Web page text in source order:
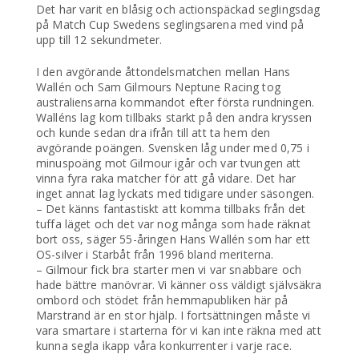
Det har varit en blåsig och actionspäckad seglingsdag
på Match Cup Swedens seglingsarena med vind på
upp till 12 sekundmeter.
I den avgörande åttondelsmatchen mellan Hans
Wallén och Sam Gilmours Neptune Racing tog
australiensarna kommandot efter första rundningen.
Walléns lag kom tillbaks starkt på den andra kryssen
och kunde sedan dra ifrån till att ta hem den
avgörande poängen. Svensken låg under med 0,75 i
minuspoäng mot Gilmour igår och var tvungen att
vinna fyra raka matcher för att gå vidare. Det har
inget annat lag lyckats med tidigare under säsongen.
– Det känns fantastiskt att komma tillbaks från det
tuffa läget och det var nog många som hade räknat
bort oss, säger 55-åringen Hans Wallén som har ett
OS-silver i Starbåt från 1996 bland meriterna.
– Gilmour fick bra starter men vi var snabbare och
hade bättre manövrar. Vi känner oss väldigt självsäkra
ombord och stödet från hemmapubliken här på
Marstrand är en stor hjälp. I fortsättningen måste vi
vara smartare i starterna för vi kan inte räkna med att
kunna segla ikapp våra konkurrenter i varje race.